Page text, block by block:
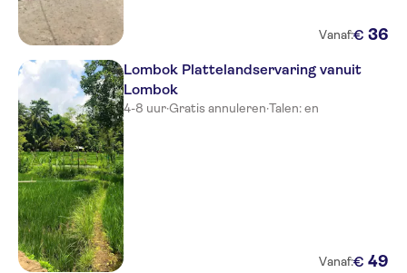
Pullman Lombok Mandalika
Beach Resort
Alang Alang Boutique Beach
Resort
Holiday Resort
The Kayana Beach Lombok
Ombak Sunset
Hotel Vila Ombak
Scallywags
Vanaf:€ 36
Lombok Plattelandservaring vanuit
Lombok
4-8 uur·Gratis annuleren·Talen: en
Vanaf:€ 49